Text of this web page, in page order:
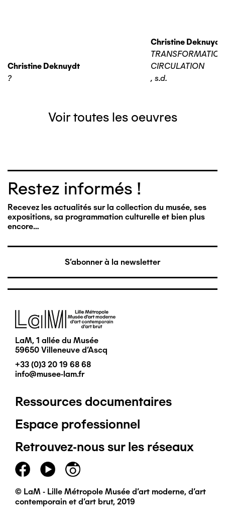
Christine Deknuydt
?
Christine Deknuydt
TRANSFORMATION
CIRCULATION
, s.d.
Voir toutes les oeuvres
Restez informés !
Recevez les actualités sur la collection du musée, ses
expositions, sa programmation culturelle et bien plus
encore…
S'abonner à la newsletter
Image
LaM, 1 allée du Musée
59650 Villeneuve d'Ascq
+33 (0)3 20 19 68 68
info@musee-lam.fr
Pied
de
page
principal
Ressources documentaires
Espace professionnel
Retrouvez-nous sur les réseaux
© LaM - Lille Métropole Musée d'art moderne, d'art
contemporain et d'art brut, 2019